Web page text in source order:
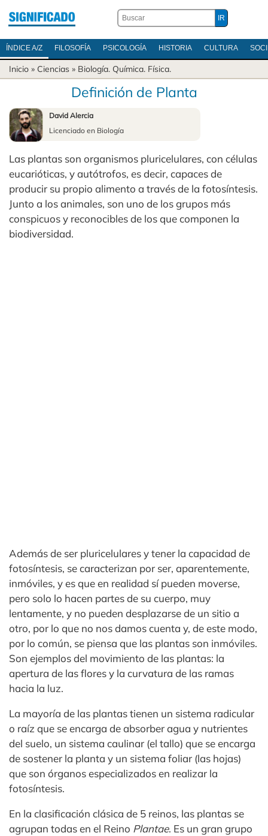
ÍNDICE A/Z FILOSOFÍA PSICOLOGÍA HISTORIA CULTURA
Inicio » Ciencias » Biología. Química. Física.
Definición de Planta
David Alercia
Licenciado en Biología
Las plantas son organismos pluricelulares, con células
eucarióticas, y autótrofos, es decir, capaces de
producir su propio alimento a través de la fotosíntesis.
Junto a los animales, son uno de los grupos más
conspicuos y reconocibles de los que componen la
biodiversidad.
Además de ser pluricelulares y tener la capacidad de
fotosíntesis, se caracterizan por ser, aparentemente,
inmóviles, y es que en realidad sí pueden moverse,
pero solo lo hacen partes de su cuerpo, muy
lentamente, y no pueden desplazarse de un sitio a
otro, por lo que no nos damos cuenta y, de este modo,
por lo común, se piensa que las plantas son inmóviles.
Son ejemplos del movimiento de las plantas: la
apertura de las flores y la curvatura de las ramas
hacia la luz.
La mayoría de las plantas tienen un sistema radicular
o raíz que se encarga de absorber agua y nutrientes
del suelo, un sistema caulinar (el tallo) que se encarga
de sostener la planta y un sistema foliar (las hojas)
que son órganos especializados en realizar la
fotosíntesis.
En la clasificación clásica de 5 reinos, las plantas se
agrupan todas en el Reino Plantae. Es un gran grupo